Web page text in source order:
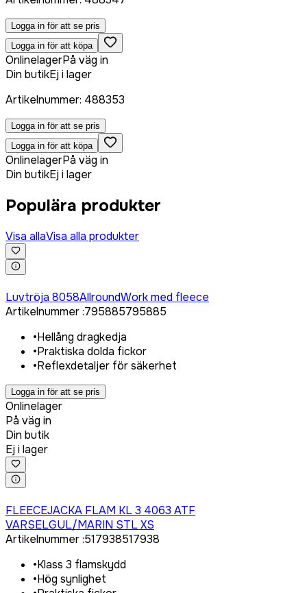
Logga in för att se pris
Logga in för att köpa
OnlinelagerPå väg in
Din butikEj i lager
Artikelnummer: 488353
Logga in för att se pris
Logga in för att köpa
OnlinelagerPå väg in
Din butikEj i lager
Populära produkter
Visa allaVisa alla produkter
Luvtröja 8058AllroundWork med fleece
Artikelnummer:795885795885
•Hellång dragkedja
•Praktiska dolda fickor
•Reflexdetaljer för säkerhet
Logga in för att se pris
Onlinelager
På väg in
Din butik
Ej i lager
FLEECEJACKA FLAM KL 3 4063 ATF
VARSELGUL/MARIN STL XS
Artikelnummer:517938517938
•Klass 3 flamskydd
•Hög synlighet